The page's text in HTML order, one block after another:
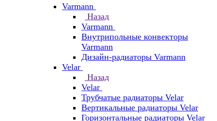
Varmann
Назад
Varmann
Внутрипольные конвекторы
Varmann
Дизайн-радиаторы Varmann
Velar
Назад
Velar
Трубчатые радиаторы Velar
Вертикальные радиаторы Velar
Горизонтальные радиаторы Velar